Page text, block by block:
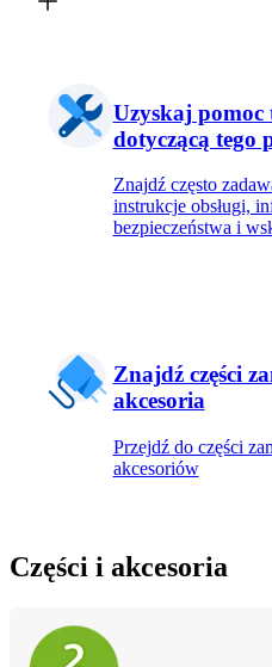
Uzyskaj pomoc
dotyczącą tego
Znajdź często
instrukcje obsługi,
bezpieczeństwa i
Znajdź części
akcesoria
Przejdź do części
akcesoriów
Części i akcesoria